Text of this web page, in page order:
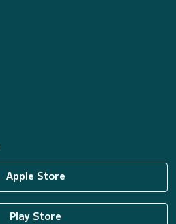
Apple Store
Play Store